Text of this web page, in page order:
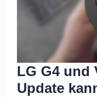
LG G4 und
Update